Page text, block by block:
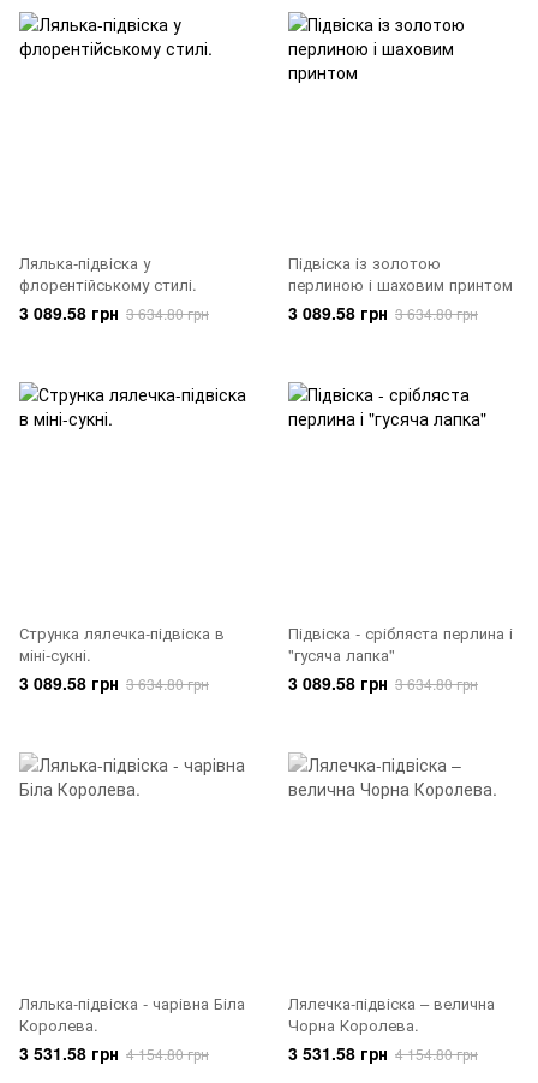
Лялька-підвіска у
флорентійському стилі.
3 089.58 грн 3 634.80 грн
Підвіска із золотою
перлиною і шаховим принтом
3 089.58 грн 3 634.80 грн
Струнка лялечка-підвіска в
міні-сукні.
3 089.58 грн 3 634.80 грн
Підвіска - срібляста перлина і
"гусяча лапка"
3 089.58 грн 3 634.80 грн
Лялька-підвіска - чарівна Біла
Королева.
3 531.58 грн 4 154.80 грн
Лялечка-підвіска – велична
Чорна Королева.
3 531.58 грн 4 154.80 грн